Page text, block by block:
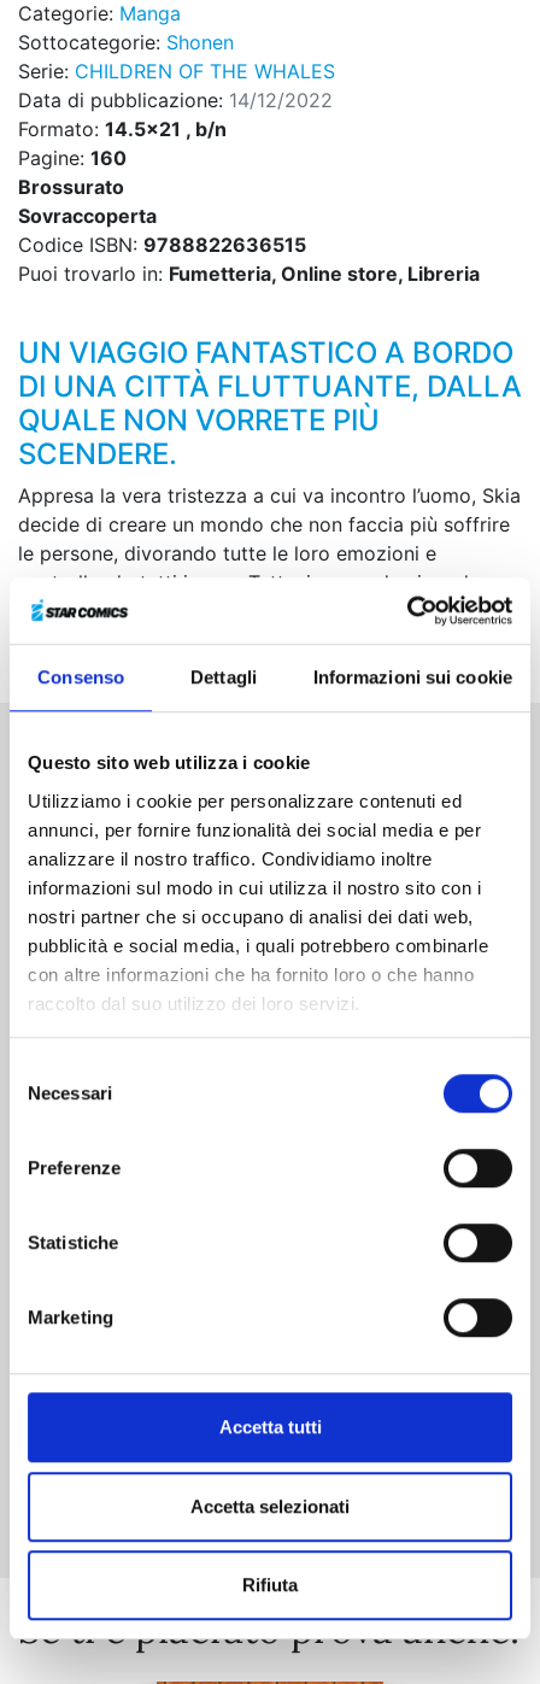
Consenso Dettagli Informazioni sui cookie
Questo sito web utilizza i cookie
Utilizziamo i cookie per personalizzare contenuti ed
annunci, per fornire funzionalità dei social media e per
analizzare il nostro traffico. Condividiamo inoltre
informazioni sul modo in cui utilizza il nostro sito con i
nostri partner che si occupano di analisi dei dati web,
pubblicità e social media, i quali potrebbero combinarle
con altre informazioni che ha fornito loro o che hanno
raccolto dal suo utilizzo dei loro servizi.
delNecessari
Preferenze
Statistiche
Marketing
Accetta tutti
Accetta selezionati
Rifiuta
Categorie: Manga
Sottocategorie: Shonen
Serie: CHILDREN OF THE WHALES
Data di pubblicazione: 14/12/2022
Formato: 14.5x21 , b/n
Pagine: 160
Brossurato
Sovraccoperta
Codice ISBN: 9788822636515
Puoi trovarlo in: Fumetteria, Online store, Libreria
UN VIAGGIO FANTASTICO A BORDO
DI UNA CITTÀ FLUTTUANTE, DALLA
QUALE NON VORRETE PIÙ
SCENDERE.
Appresa la vera tristezza a cui va incontro l’uomo, Skia
decide di creare un mondo che non faccia più soffrire
le persone, divorando tutte le loro emozioni e
controllando tutti i nous. Tuttavia, quando si rende
conto che per gli altri non è che una distopia, su
Falaina nasce Chakuro...
Altri volumi della serie
Mostra tutto
Se ti è piaciuto prova anche: